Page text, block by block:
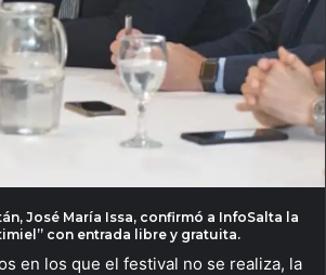
José María Issa, confirmó a InfoSalta la
con entrada libre y gratuita.
en los que el festival no se realiza, la